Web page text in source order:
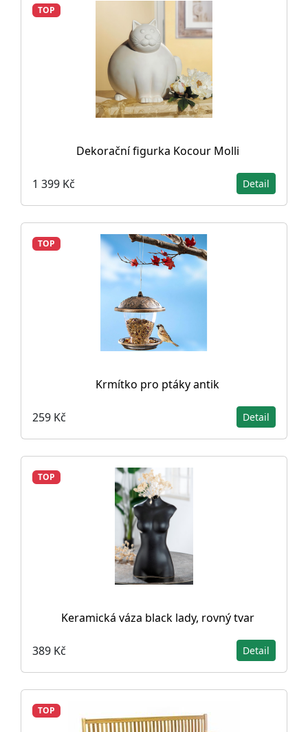
TOP
Dekorační figurka Kocour Molli
1 399 Kč Detail
TOP
Krmítko pro ptáky antik
259 Kč Detail
TOP
Keramická váza black lady, rovný tvar
389 Kč Detail
TOP